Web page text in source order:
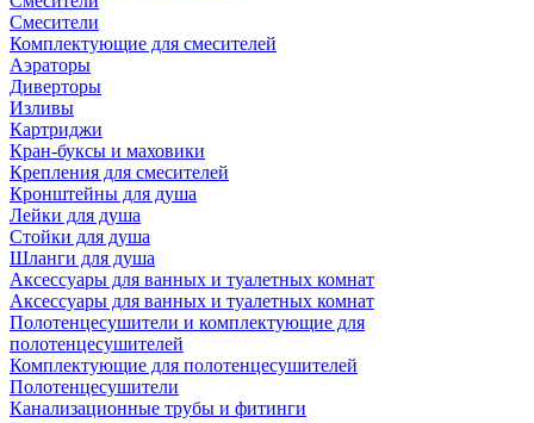
Смесители
Комплектующие для смесителей
Аэраторы
Диверторы
Изливы
Картриджи
Кран-буксы и маховики
Крепления для смесителей
Кронштейны для душа
Лейки для душа
Стойки для душа
Шланги для душа
Аксессуары для ванных и туалетных комнат
Аксессуары для ванных и туалетных комнат
Полотенцесушители и комплектующие для
полотенцесушителей
Комплектующие для полотенцесушителей
Полотенцесушители
Канализационные трубы и фитинги